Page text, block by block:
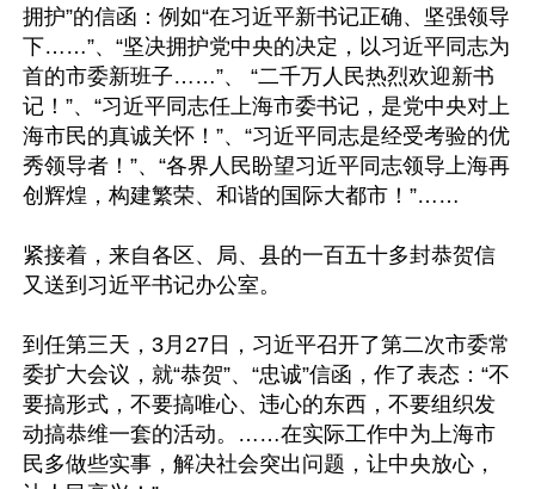
拥护”的信函：例如“在习近平新书记正确、坚强领导
下……”、“坚决拥护党中央的决定，以习近平同志为
首的市委新班子……”、 “二千万人民热烈欢迎新书
记！”、“习近平同志任上海市委书记，是党中央对上
海市民的真诚关怀！”、“习近平同志是经受考验的优
秀领导者！”、“各界人民盼望习近平同志领导上海再
创辉煌，构建繁荣、和谐的国际大都市！”……
紧接着，来自各区、局、县的一百五十多封恭贺信
又送到习近平书记办公室。
到任第三天，3月27日，习近平召开了第二次市委常
委扩大会议，就“恭贺”、“忠诚”信函，作了表态：“不
要搞形式，不要搞唯心、违心的东西，不要组织发
动搞恭维一套的活动。……在实际工作中为上海市
民多做些实事，解决社会突出问题，让中央放心，